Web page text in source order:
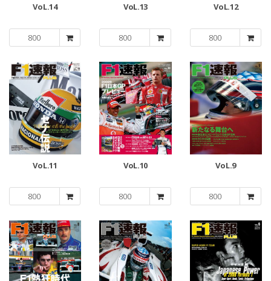
VoL.14
800
VoL.13
800
VoL.12
800
VoL.11
800
VoL.10
800
VoL.9
800